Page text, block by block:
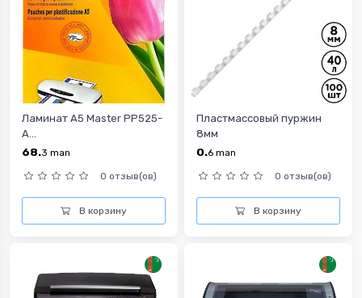
Ламинат А5 Master PP525-
A...
68.3 man
0 отзыв(ов)
В корзину
Пластмассовый пуржин
8мм
0.6 man
0 отзыв(ов)
В корзину